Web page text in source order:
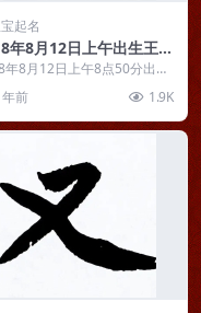
起名
年8月12日上午出生王姓
取名 王北辰
年8月12日上午8点50分出生
火生于申...
年前 1.9K